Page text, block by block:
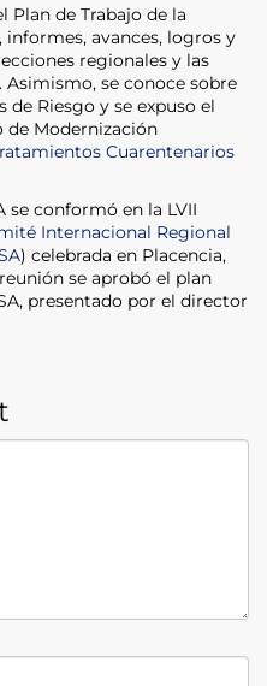
Plan de Trabajo de la
informes, avances, logros y
regionales y las
Asimismo, se conoce sobre
de Riesgo y se expuso el
de Modernización
Cuarentenarios
se conformó en la LVII
Internacional Regional
) celebrada en Placencia,
se aprobó el plan
presentado por el director